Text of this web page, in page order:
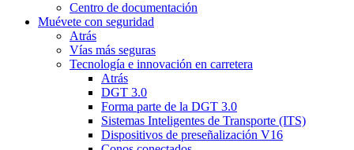
Centro de documentación
Muévete con seguridad
Atrás
Vías más seguras
Tecnología e innovación en carretera
Atrás
DGT 3.0
Forma parte de la DGT 3.0
Sistemas Inteligentes de Transporte (ITS)
Dispositivos de preseñalización V16